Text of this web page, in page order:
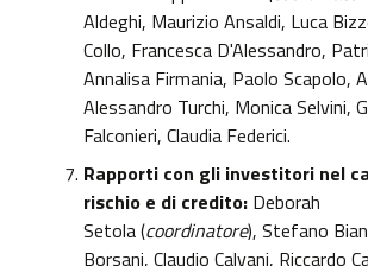
Aldeghi, Maurizio Ansaldi, Luca
Collo, Francesca D'Alessandro,
Annalisa Firmania, Paolo Scapolo,
Alessandro Turchi, Monica Selvini,
Falconieri, Claudia Federici.
Rapporti con gli investitori nel
rischio e di credito: Deborah
Setola (coordinatore), Stefano
Borsani, Claudio Calvani, Riccardo